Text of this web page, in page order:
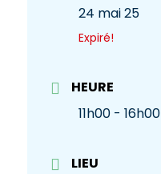
24 mai 25
Expiré!
HEURE
11h00 - 16h00
LIEU